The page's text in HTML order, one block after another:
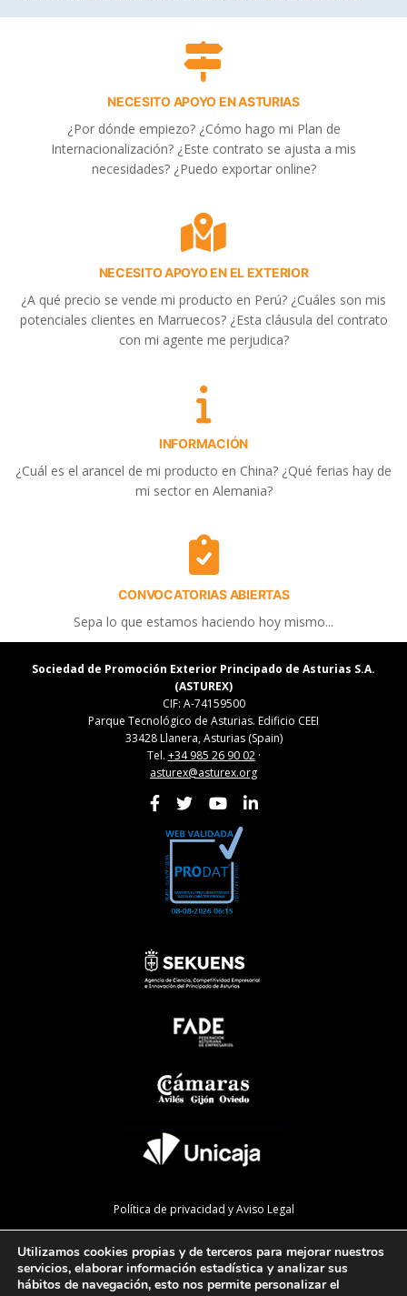
NECESITO APOYO EN ASTURIAS
¿Por dónde empiezo? ¿Cómo hago mi Plan de
Internacionalización? ¿Este contrato se ajusta a mis
necesidades? ¿Puedo exportar online?
NECESITO APOYO EN EL EXTERIOR
¿A qué precio se vende mi producto en Perú? ¿Cuáles son mis
potenciales clientes en Marruecos? ¿Esta cláusula del contrato
con mi agente me perjudica?
INFORMACIÓN
¿Cuál es el arancel de mi producto en China? ¿Qué ferias hay de
mi sector en Alemania?
CONVOCATORIAS ABIERTAS
Sepa lo que estamos haciendo hoy mismo...
Sociedad de Promoción Exterior Principado de Asturias S.A.
(ASTUREX)
CIF: A-74159500
Parque Tecnológico de Asturias. Edificio CEEI
33428 Llanera, Asturias (Spain)
Tel. +34 985 26 90 02·
asturex@asturex.org
Política de privacidad y Aviso Legal
Política de calidad
Utilizamos cookies propias y de terceros para mejorar nuestros
servicios, elaborar información estadística y analizar sus
hábitos de navegación, esto nos permite personalizar el